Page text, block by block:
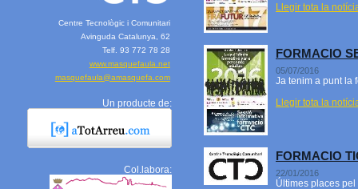
Centre Tecnològic i Comunitari
Avinguda Catalunya, 62
Telf. 93 772 78 28
www.masquefaula.net
masquefaula@amasquefa.com
Un producte de:
Col.labora:
Llegir tota la
FORMACIO
05/07/2016
Ja tenim a punt la
Llegir tota la
FORMACIO
22/01/2016
Últimes places